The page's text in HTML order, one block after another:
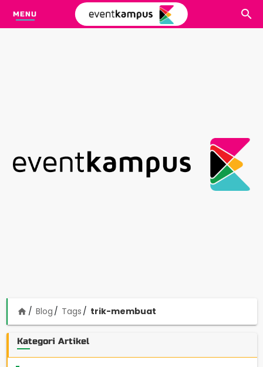
MENU
home Blog Tags trik-membuat
Kategori Artikel